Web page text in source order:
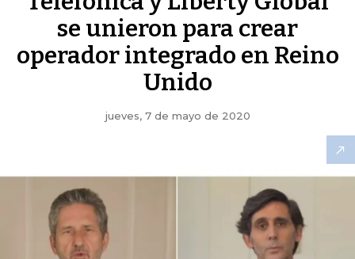
se unieron para crear
operador integrado en Reino
Unido
jueves, 7 de mayo de 2020